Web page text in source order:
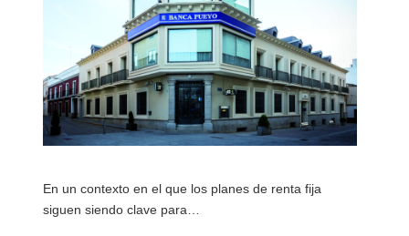
En un contexto en el que los planes de renta fija
siguen siendo clave para…